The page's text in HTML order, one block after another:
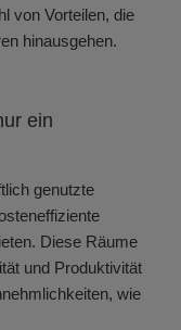
von Vorteilen, die
hinausgehen.
ein
genutzte
Diese Räume
und Produktivität
wie